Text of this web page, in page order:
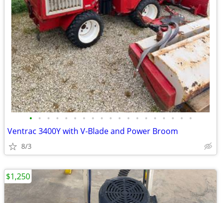
• • • • • • • • • • • • • • • • • • •
Ventrac 3400Y with V-Blade and Power Broom
8/3
$1,250